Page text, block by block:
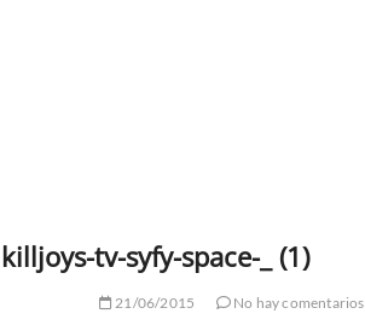
killjoys-tv-syfy-space-_ (1)
21/06/2015 No hay comentarios